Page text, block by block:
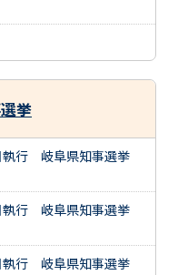
挙
執行 岐阜県知事選挙
執行 岐阜県知事選挙
執行 岐阜県知事選挙